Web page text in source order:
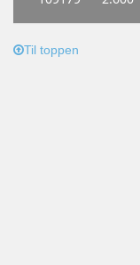
Til toppen